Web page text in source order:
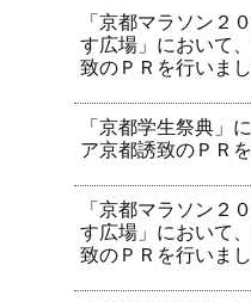
「京都マラソン２
す広場」において
致のＰＲを行いまし
「京都学生祭典」
ア京都誘致のＰＲ
「京都マラソン２
す広場」において
致のＰＲを行いまし